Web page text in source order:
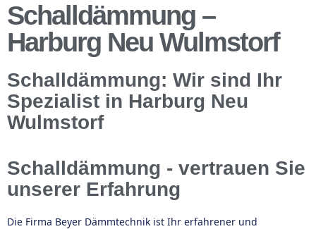
Schalldämmung –
Harburg Neu Wulmstorf
Schalldämmung: Wir sind Ihr
Spezialist in Harburg Neu
Wulmstorf
Schalldämmung - vertrauen Sie
unserer Erfahrung
Die Firma Beyer Dämmtechnik ist Ihr erfahrener und